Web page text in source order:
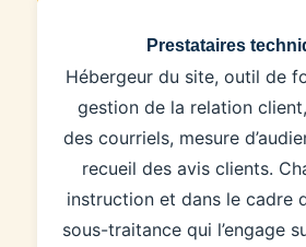
Prestataires
Hébergeur du site, outil de
gestion de la relation
des courriels, mesure
recueil des avis clients.
instruction et dans le cadre
sous-traitance qui l’engage